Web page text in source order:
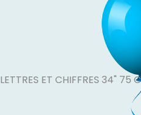
LETTRES ET CHIFFRES 34"